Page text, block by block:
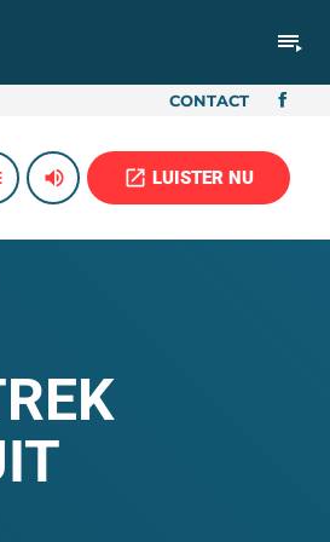
playlist_play
CONTACT
volume_up open_in_new LUISTER NU